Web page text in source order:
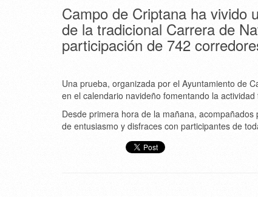
Campo de Criptana ha vivido
de la tradicional Carrera de
participación de 742
Una prueba, organizada por el Ayuntamiento de
en el calendario navideño fomentando la
Desde primera hora de la mañana,
de entusiasmo y disfraces con participantes de